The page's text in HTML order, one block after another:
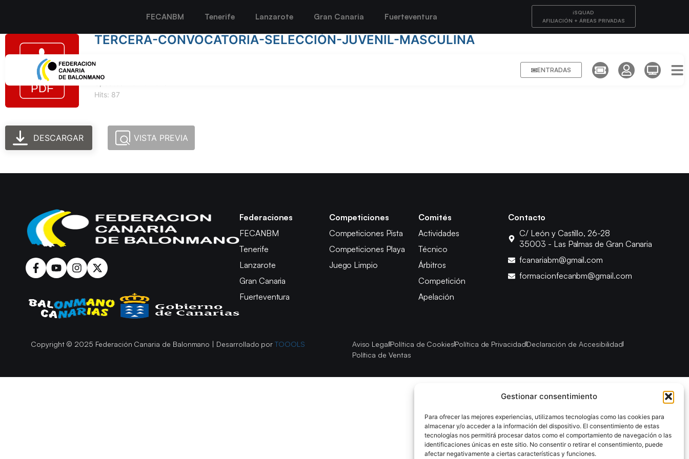
Gestionar consentimiento
Para ofrecer las mejores experiencias, utilizamos tecnologías como las cookies para
almacenar y/o acceder a la información del dispositivo. El consentimiento de estas
tecnologías nos permitirá procesar datos como el comportamiento de navegación o las
identificaciones únicas en este sitio. No consentir o retirar el consentimiento, puede
afectar negativamente a ciertas características y funciones.
FECANBM Tenerife Lanzarote Gran Canaria Fuerteventura
iSQUAD
AFILIACIÓN + ÁREAS PRIVADAS
ENTRADAS
TERCERA-CONVOCATORIA-SELECCIÓN-JUVENIL-MASCULINA
Hits: 87
DESCARGAR VISTA PREVIA
Federaciones
FECANBM
Tenerife
Lanzarote
Gran Canaria
Fuerteventura
Competiciones
Competiciones Pista
Competiciones Playa
Juego Limpio
Comités
Actividades
Técnico
Árbitros
Competición
Apelación
Contacto
C/ León y Castillo, 26-28
35003 - Las Palmas de Gran Canaria
fcanariabm@gmail.com
formacionfecanbm@gmail.com
Copyright © 2025 Federación Canaria de Balonmano | Desarrollado porTOOOLS Aviso LegalPolítica de CookiesPolítica de PrivacidadDeclaración de Accesibilidad
Política de Ventas